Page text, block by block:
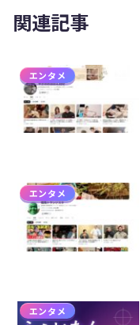
関連記事
エンタメ
エンタメ
エンタメ